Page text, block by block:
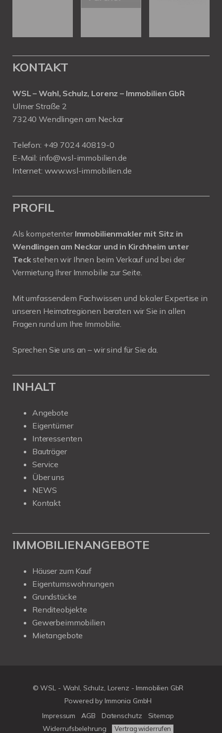
KONTAKT
WSL – Wahl, Schulz, Lorenz – Immobilien GbR
Ulmer Straße 2
73240 Wendlingen am Neckar
Telefon: +49 7024 40819-0
E-Mail: info@wsl-immobilien.de
Internet: www.wsl-immobilien.de
PROFIL
Als kompetenter Immobilienmakler mit Sitz in
Wendlingen am Neckar und in Kirchheim unter
Teckstehen wir Ihnen beim Verkauf und bei der
Vermietung Ihrer Immobilie zur Seite.
Mit umfassendem Fachwissen und lokaler Expertise in
unseren Heimatregionen beraten wir Sie in allen
Fragen rund um Ihre Immobilie.
Sprechen Sie uns an – wir sind für Sie da.
INHALT
Angebote
Eigentümer
Interessenten
Bauträger
Service
Über uns
NEWS
Kontakt
IMMOBILIENANGEBOTE
Häuser zum Kauf
Eigentumswohnungen
Grundstücke
Renditeobjekte
Gewerbeimmobilien
Mietangebote
© WSL - Wahl, Schulz, Lorenz - Immobilien GbR
Powered by Immonia GmbH
Impressum
AGB Datenschutz
Sitemap
Widerrufsbelehrung
Vertrag widerrufen